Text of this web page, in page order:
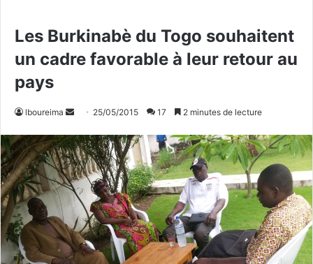
Les Burkinabè du Togo souhaitent
un cadre favorable à leur retour au
pays
lboureima
v
o
y
e
r
u
n
25/05/2015 17 2 minutes de lecture